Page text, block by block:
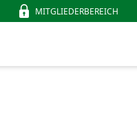
MITGLIEDERBEREICH